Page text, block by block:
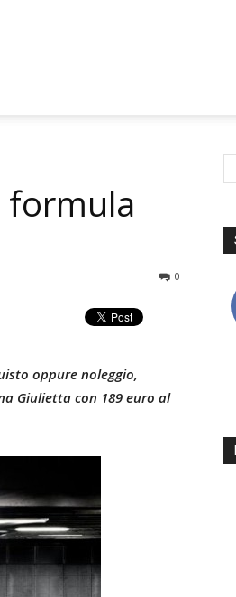
formula
0
oppure noleggio,
Giulietta con 189 euro al